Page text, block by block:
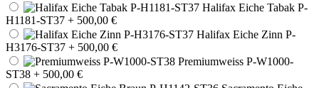
Halifax Eiche Tabak P-
H1181-ST37 + 500,00 €
Halifax Eiche Zinn P-
H3176-ST37 + 500,00 €
Premiumweiss P-W1000-
ST38 + 500,00 €